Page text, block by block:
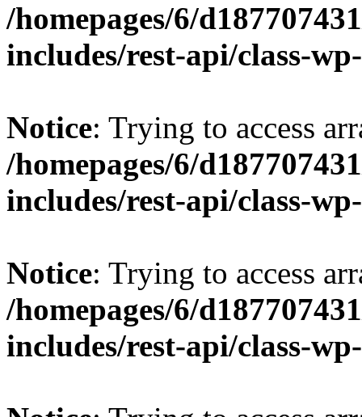
/homepages/6/
includes/rest-api/class-
Notice: Trying to access
/homepages/6/
includes/rest-api/class-
Notice: Trying to access
/homepages/6/
includes/rest-api/class-